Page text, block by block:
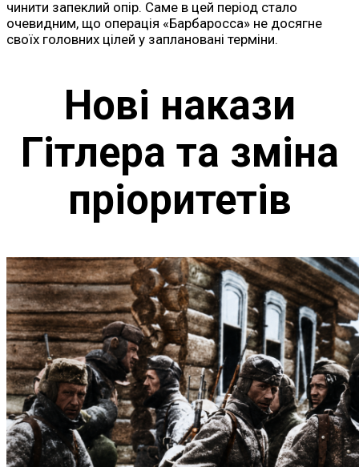
чинити запеклий опір. Саме в цей період стало
очевидним, що операція «Барбаросса» не досягне
своїх головних цілей у заплановані терміни.
Нові накази
Гітлера та зміна
пріоритетів